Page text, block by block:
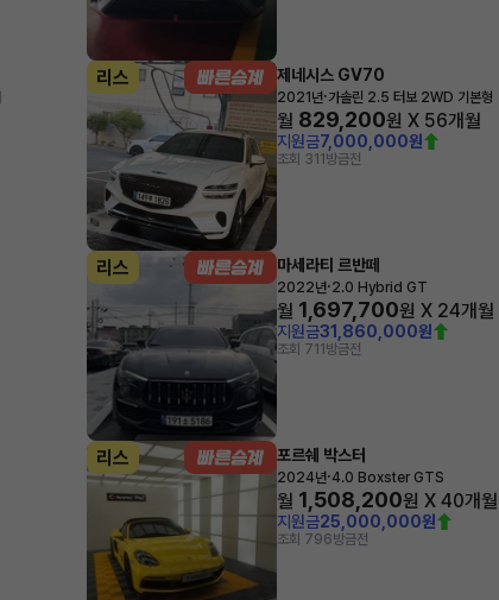
리스 제네시스 GV70
2021년·가솔린 2.5 터보 2WD 기본형
월 829,200원 X 56개월
지원금7,000,000원
조회 311 방금전
리스 마세라티 르반떼
2022년·2.0 Hybrid GT
월 1,697,700원 X 24개월
지원금31,860,000원
조회 711 방금전
리스 포르쉐 박스터
2024년·4.0 Boxster GTS
월 1,508,200원 X 40개월
지원금25,000,000원
조회 796방금전